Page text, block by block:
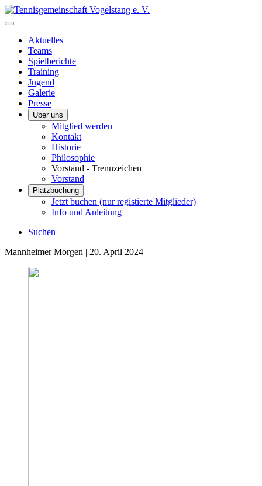
Aktuelles
Teams
Spielberichte
Training
Jugend
Galerie
Presse
Über uns
Mitglied werden
Kontakt
Historie
Philosophie
Vorstand - Trennzeichen
Vorstand
Platzbuchung
Jetzt buchen (nur registierte Mitglieder)
Info und Anleitung
Suchen
Mannheimer Morgen | 20. April 2024